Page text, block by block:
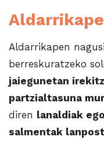
Aldarrikapen
berreskuratzeko
jaiegunetan
partzialtasuna
diren lanaldiak
salmentak